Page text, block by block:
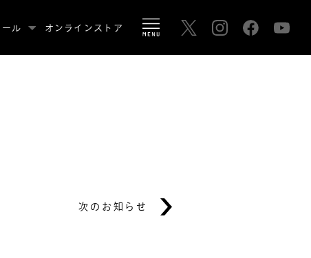
ール オンラインストア
次のお知らせ